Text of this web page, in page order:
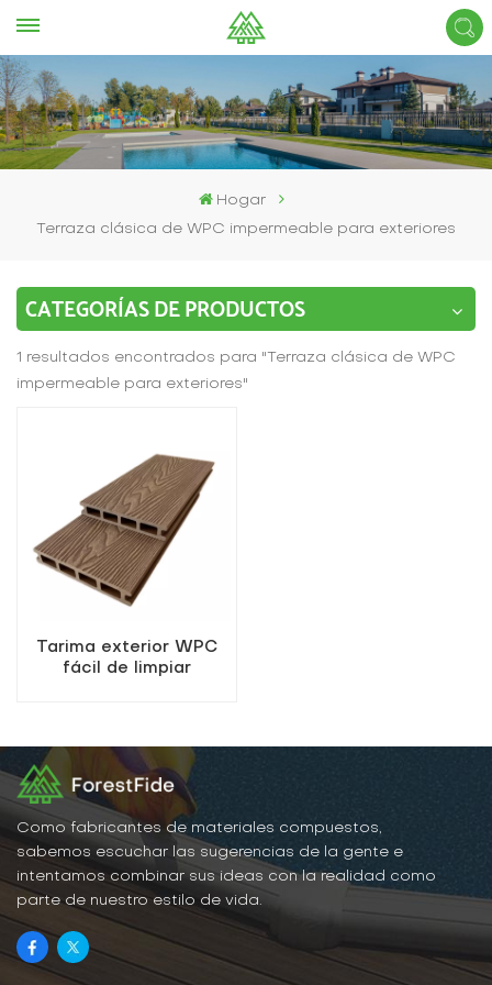
Hogar
Terraza clásica de WPC impermeable para exteriores
CATEGORÍAS DE PRODUCTOS
1 resultados encontrados para "Terraza clásica de WPC
impermeable para exteriores"
Tarima exterior WPC
fácil de limpiar
Como fabricantes de materiales compuestos,
sabemos escuchar las sugerencias de la gente e
intentamos combinar sus ideas con la realidad como
parte de nuestro estilo de vida.